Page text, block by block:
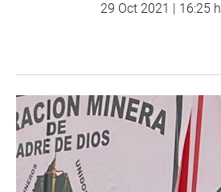
29 Oct 2021 | 16:25 h